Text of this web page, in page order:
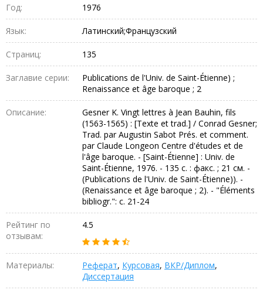
Год: 1976
Язык: Латинский;Французский
Страниц: 135
Заглавие серии:
Publications de l'Univ. de Saint-Étienne) ;
Renaissance et âge baroque ; 2
Описание:
Gesner K. Vingt lettres à Jean Bauhin, fils
(1563-1565) : [Texte et trad.] / Conrad Gesner;
Trad. par Augustin Sabot Prés. et comment.
par Claude Longeon Centre d'études et de
l'âge baroque. - [Saint-Étienne] : Univ. de
Saint-Étienne, 1976. - 135 с. : факс. ; 21 см. -
(Publications de l'Univ. de Saint-Étienne)). -
(Renaissance et âge baroque ; 2). - "Éléments
bibliogr.": с. 21-24
Рейтинг по
отзывам:
4.5
Материалы: Реферат, Курсовая, ВКР/Диплом,
Диссертация